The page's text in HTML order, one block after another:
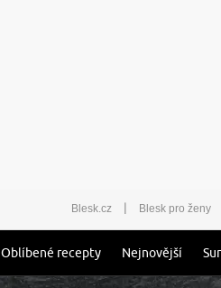
Blesk.cz | Blesk pro ženy
Oblíbené recepty Nejnovější